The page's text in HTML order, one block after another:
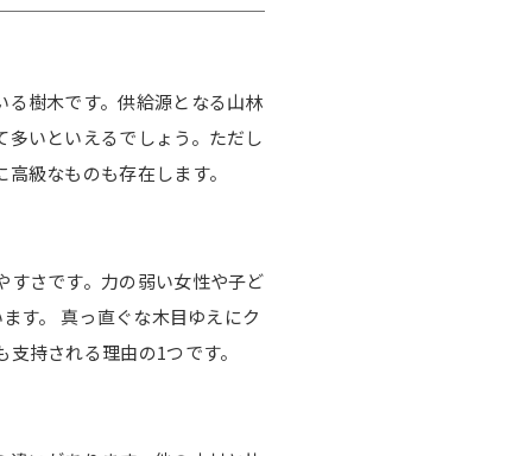
樹木です。供給源となる山林
いといえるでしょう。ただし
級なものも存在します。
さです。力の弱い女性や子ど
す。 真っ直ぐな木目ゆえにク
持される理由の1つです。